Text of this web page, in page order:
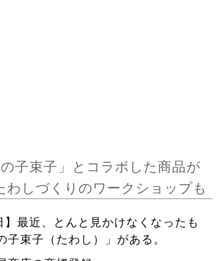
子束子」とコラボした商品が
しづくりのワークショップも
】最近、とんと見かけなくなったも
子束子（たわし）」がある。